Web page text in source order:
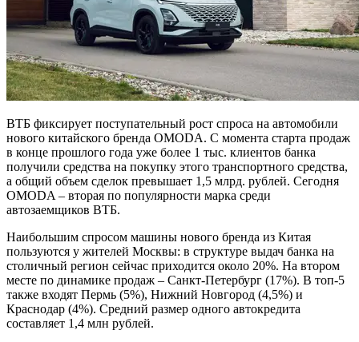
ВТБ фиксирует поступательный рост спроса на автомобили
нового китайского бренда OMODA. С момента старта продаж
в конце прошлого года уже более 1 тыс. клиентов банка
получили средства на покупку этого транспортного средства,
а общий объем сделок превышает 1,5 млрд. рублей. Сегодня
OMODA – вторая по популярности марка среди
автозаемщиков ВТБ.
Наибольшим спросом машины нового бренда из Китая
пользуются у жителей Москвы: в структуре выдач банка на
столичный регион сейчас приходится около 20%. На втором
месте по динамике продаж – Санкт-Петербург (17%). В топ-5
также входят Пермь (5%), Нижний Новгород (4,5%) и
Краснодар (4%). Средний размер одного автокредита
составляет 1,4 млн рублей.